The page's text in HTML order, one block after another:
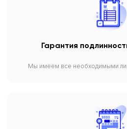
Гарантия
Мы имеем все необходимыми